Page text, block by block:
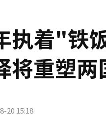
执着"铁
将重塑两
20 15:18